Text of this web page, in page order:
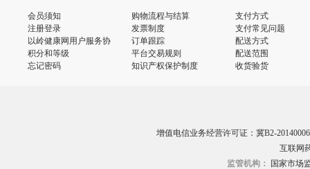
会员须知
注册登录
以岭健康网用户服务协
议
积分和等级
忘记密码
购物流程与结算
发票制度
订单跟踪
平台交易规则
知识产权保护制度
支付方式
支付常见问题
配送方式
配送范围
收货验货
增值电信业务经营许可证：冀B2-20140006
互联网
监管机构：
国家市场